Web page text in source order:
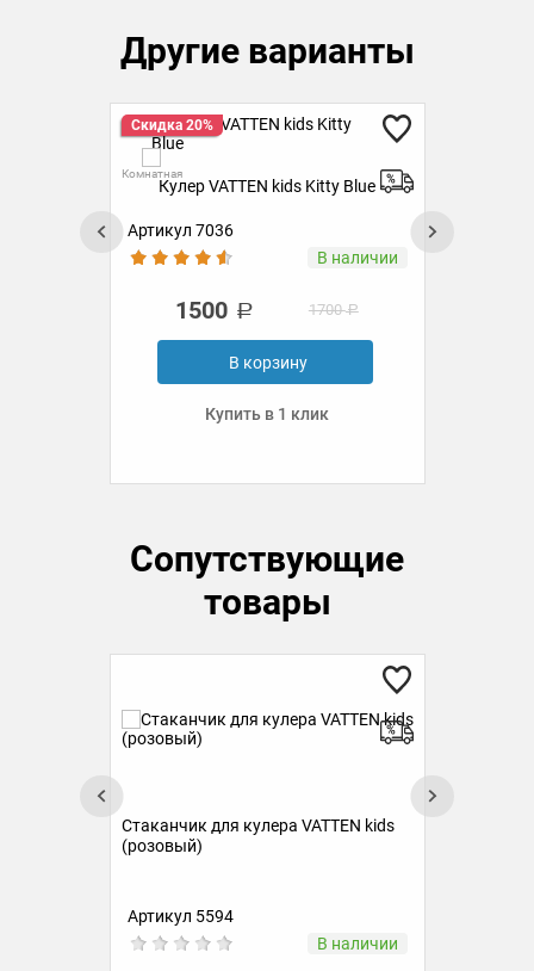
Другие варианты
Скидка 20%
Комнатная
Кулер VATTEN kids Kitty Blue
Артикул 7036
В наличии
1500 1700
В корзину
Купить в 1 клик
Сопутствующие
товары
Стаканчик для кулера VATTEN kids
(розовый)
Артикул 5594
В наличии